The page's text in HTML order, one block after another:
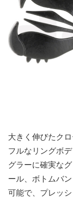
大きく伸びたク
フルなリングボ
グラーに確実な
ール、ボトムバ
可能で、プレッ